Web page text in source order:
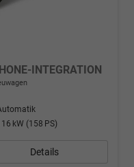
INTEGRATION
kW (158 PS)
Details